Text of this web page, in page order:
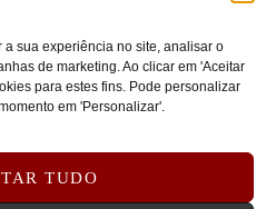
sua experiência no site, analisar o
de marketing. Ao clicar em 'Aceitar
para estes fins. Pode personalizar
em 'Personalizar'.
TUDO
DE SERVIÇO
CONTATOS